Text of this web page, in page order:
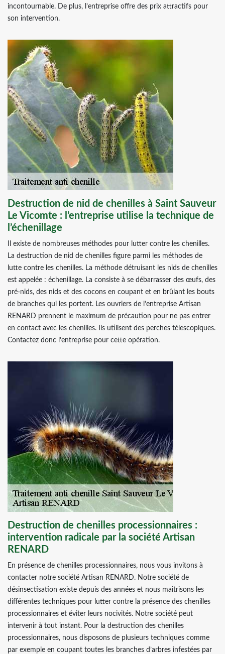
incontournable. De plus, l’entreprise offre des prix attractifs pour
son intervention.
Destruction de nid de chenilles à Saint Sauveur
Le Vicomte : l’entreprise utilise la technique de
l’échenillage
Il existe de nombreuses méthodes pour lutter contre les chenilles.
La destruction de nid de chenilles figure parmi les méthodes de
lutte contre les chenilles. La méthode détruisant les nids de chenilles
est appelée : échenillage. La consiste à se débarrasser des œufs, des
pré-nids, des nids et des cocons en coupant et en brûlant les bouts
de branches qui les portent. Les ouvriers de l’entreprise Artisan
RENARD prennent le maximum de précaution pour ne pas entrer
en contact avec les chenilles. Ils utilisent des perches télescopiques.
Contactez donc l’entreprise pour cette opération.
Destruction de chenilles processionnaires :
intervention radicale par la société Artisan
RENARD
En présence de chenilles processionnaires, nous vous invitons à
contacter notre société Artisan RENARD. Notre société de
désinsectisation existe depuis des années et nous maitrisons les
différentes techniques pour lutter contre la présence des chenilles
processionnaires et éviter leurs nocivités. Notre société peut
intervenir à tout instant. Pour la destruction des chenilles
processionnaires, nous disposons de plusieurs techniques comme
par exemple en coupant toutes les branches d’arbres infestées par